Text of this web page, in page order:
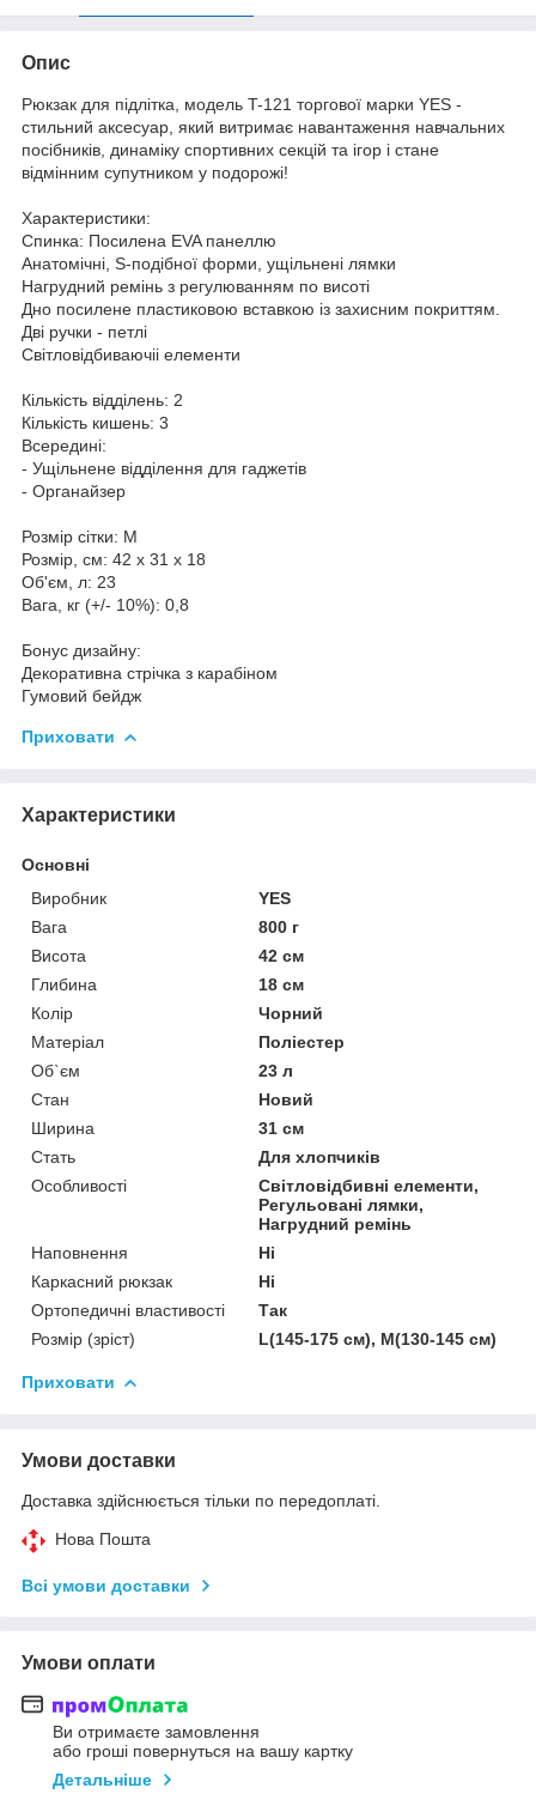
Опис
Рюкзак для підлітка, модель T-121 торгової марки YES -
стильний аксесуар, який витримає навантаження навчальних
посібників, динаміку спортивних секцій та ігор і стане
відмінним супутником у подорожі!
Характеристики:
Спинка: Посилена EVA панеллю
Анатомічні, S-подібної форми, ущільнені лямки
Нагрудний ремінь з регулюванням по висоті
Дно посилене пластиковою вставкою із захисним покриттям.
Дві ручки - петлі
Світловідбиваючіі елементи
Кількість відділень: 2
Кількість кишень: 3
Всередині:
- Ущільнене відділення для гаджетів
- Органайзер
Розмір сітки: M
Розмір, см: 42 х 31 х 18
Об'єм, л: 23
Вага, кг (+/- 10%): 0,8
Бонус дизайну:
Декоративна стрічка з карабіном
Гумовий бейдж
Приховати
Характеристики
Основні
Виробник
YES
Вага
800 г
Висота
42 см
Глибина
18 см
Колір
Чорний
Матеріал
Поліестер
Об`єм
23 л
Стан
Новий
Ширина
31 см
Стать
Для хлопчиків
Особливості
Світловідбивні елементи,
Регульовані лямки,
Нагрудний ремінь
Наповнення
Ні
Каркасний рюкзак
Ні
Ортопедичні властивості
Так
Розмір (зріст)
L(145-175 см), M(130-145 см)
Приховати
Умови доставки
Доставка здійснюється тільки по передоплаті.
Нова Пошта
Всі умови доставки
Умови оплати
Ви отримаєте замовлення
або гроші повернуться на вашу картку
Детальніше